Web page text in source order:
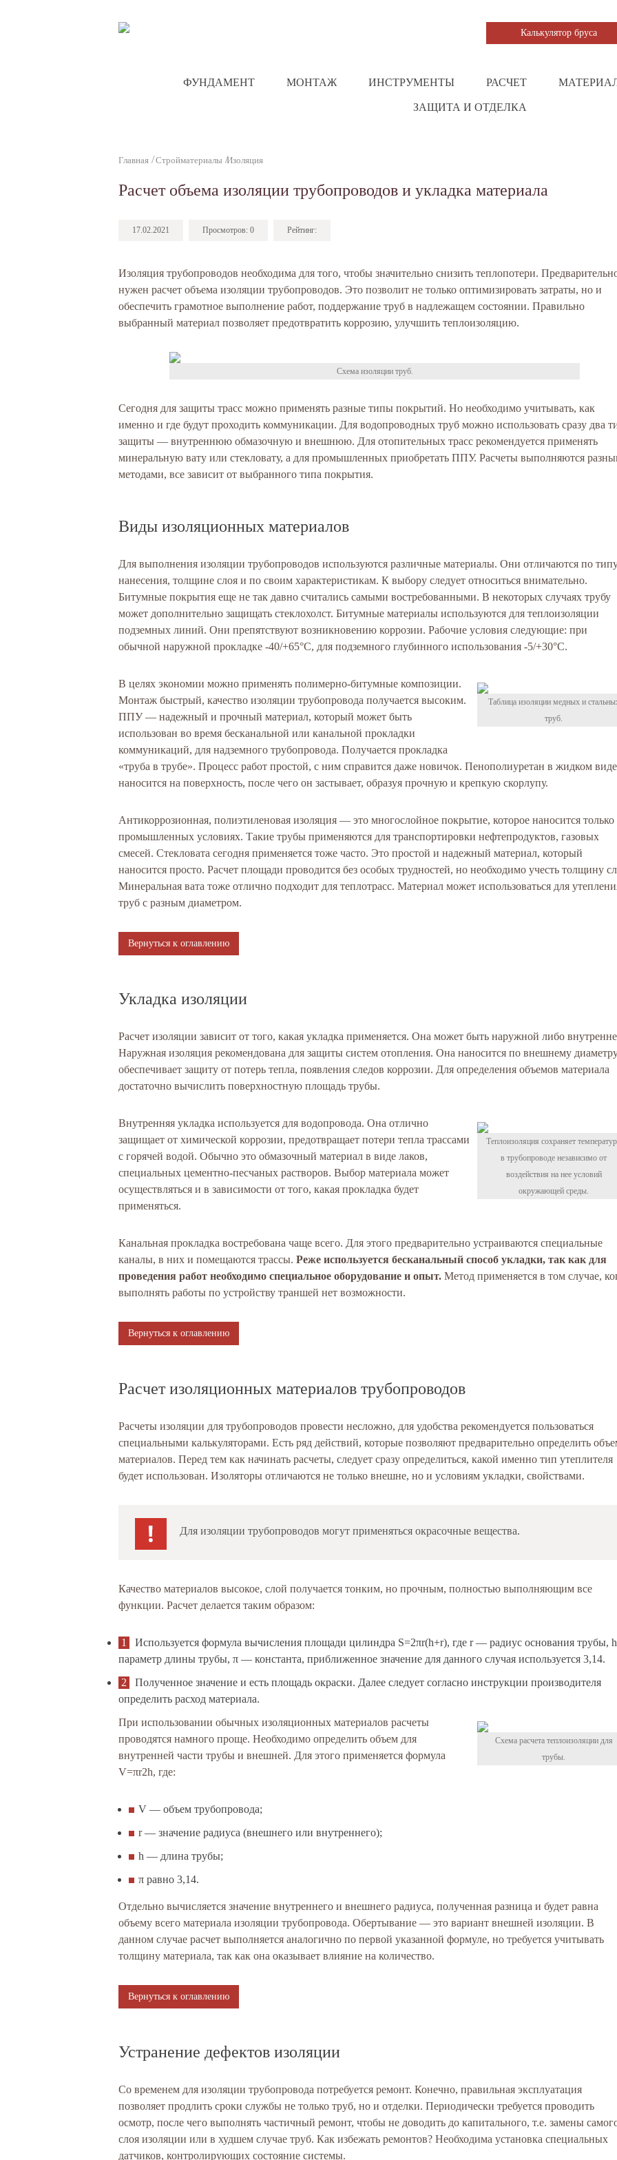
Калькулятор бруса
ФУНДАМЕНТ МОНТАЖ ИНСТРУМЕНТЫ РАСЧЕТ
ЗАЩИТА И ОТДЕЛКА
Главная Стройматериалы Изоляция
Расчет объема изоляции трубопроводов и укладка материала
17.02.2021 Просмотров: 0 Рейтинг:
Изоляция трубопроводов необходима для того, чтобы значительно снизить теплопотери.
нужен расчет объема изоляции трубопроводов. Это позволит не только оптимизировать затраты, но и
обеспечить грамотное выполнение работ, поддержание труб в надлежащем состоянии. Правильно
выбранный материал позволяет предотвратить коррозию, улучшить теплоизоляцию.
Схема изоляции труб.
Сегодня для защиты трасс можно применять разные типы покрытий. Но необходимо учитывать, как
именно и где будут проходить коммуникации. Для водопроводных труб можно использовать сразу два
защиты — внутреннюю обмазочную и внешнюю. Для отопительных трасс рекомендуется применять
минеральную вату или стекловату, а для промышленных приобретать ППУ. Расчеты выполняются
методами, все зависит от выбранного типа покрытия.
Виды изоляционных материалов
Для выполнения изоляции трубопроводов используются различные материалы. Они отличаются по
нанесения, толщине слоя и по своим характеристикам. К выбору следует относиться внимательно.
Битумные покрытия еще не так давно считались самыми востребованными. В некоторых случаях трубу
может дополнительно защищать стеклохолст. Битумные материалы используются для теплоизоляции
подземных линий. Они препятствуют возникновению коррозии. Рабочие условия следующие: при
обычной наружной прокладке -40/+65°C, для подземного глубинного использования -5/+30°C.
Таблица изоляции медных и
труб.
В целях экономии можно применять полимерно-битумные композиции.
Монтаж быстрый, качество изоляции трубопровода получается высоким.
ППУ — надежный и прочный материал, который может быть
использован во время бесканальной или канальной прокладки
коммуникаций, для надземного трубопровода. Получается прокладка
«труба в трубе». Процесс работ простой, с ним справится даже новичок. Пенополиуретан в жидком виде
наносится на поверхность, после чего он застывает, образуя прочную и крепкую скорлупу.
Антикоррозионная, полиэтиленовая изоляция — это многослойное покрытие, которое наносится только
промышленных условиях. Такие трубы применяются для транспортировки нефтепродуктов, газовых
смесей. Стекловата сегодня применяется тоже часто. Это простой и надежный материал, который
наносится просто. Расчет площади проводится без особых трудностей, но необходимо учесть толщину
Минеральная вата тоже отлично подходит для теплотрасс. Материал может использоваться для
труб с разным диаметром.
Вернуться к оглавлению
Укладка изоляции
Расчет изоляции зависит от того, какая укладка применяется. Она может быть наружной либо
Наружная изоляция рекомендована для защиты систем отопления. Она наносится по внешнему
обеспечивает защиту от потерь тепла, появления следов коррозии. Для определения объемов материала
достаточно вычислить поверхностную площадь трубы.
Теплоизоляция сохраняет
в трубопроводе независимо от
воздействия на нее условий
окружающей среды.
Внутренняя укладка используется для водопровода. Она отлично
защищает от химической коррозии, предотвращает потери тепла трассами
с горячей водой. Обычно это обмазочный материал в виде лаков,
специальных цементно-песчаных растворов. Выбор материала может
осуществляться и в зависимости от того, какая прокладка будет
применяться.
Канальная прокладка востребована чаще всего. Для этого предварительно устраиваются специальные
каналы, в них и помещаются трассы. Реже используется бесканальный способ укладки, так как для
проведения работ необходимо специальное оборудование и опыт. Метод применяется в том случае,
выполнять работы по устройству траншей нет возможности.
Вернуться к оглавлению
Расчет изоляционных материалов трубопроводов
Расчеты изоляции для трубопроводов провести несложно, для удобства рекомендуется пользоваться
специальными калькуляторами. Есть ряд действий, которые позволяют предварительно определить
материалов. Перед тем как начинать расчеты, следует сразу определиться, какой именно тип утеплителя
будет использован. Изоляторы отличаются не только внешне, но и условиям укладки, свойствами.
Для изоляции трубопроводов могут применяться окрасочные вещества.
Качество материалов высокое, слой получается тонким, но прочным, полностью выполняющим все
функции. Расчет делается таким образом:
Используется формула вычисления площади цилиндра S=2πr(h+r), где r — радиус основания трубы,
параметр длины трубы, π — константа, приближенное значение для данного случая используется 3,14.
Полученное значение и есть площадь окраски. Далее следует согласно инструкции производителя
определить расход материала.
Схема расчета теплоизоляции для
трубы.
При использовании обычных изоляционных материалов расчеты
проводятся намного проще. Необходимо определить объем для
внутренней части трубы и внешней. Для этого применяется формула
V=πr2h, где:
V — объем трубопровода;
r — значение радиуса (внешнего или внутреннего);
h — длина трубы;
π равно 3,14.
Отдельно вычисляется значение внутреннего и внешнего радиуса, полученная разница и будет равна
объему всего материала изоляции трубопровода. Обертывание — это вариант внешней изоляции. В
данном случае расчет выполняется аналогично по первой указанной формуле, но требуется учитывать
толщину материала, так как она оказывает влияние на количество.
Вернуться к оглавлению
Устранение дефектов изоляции
Со временем для изоляции трубопровода потребуется ремонт. Конечно, правильная эксплуатация
позволяет продлить сроки службы не только труб, но и отделки. Периодически требуется проводить
осмотр, после чего выполнять частичный ремонт, чтобы не доводить до капитального, т.е. замены
слоя изоляции или в худшем случае труб. Как избежать ремонтов? Необходима установка специальных
датчиков, контролирующих состояние системы.